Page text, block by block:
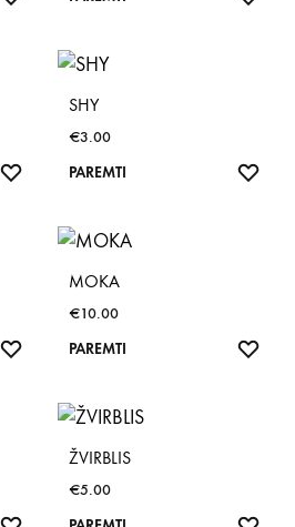
SHY
€3.00
PAREMTI
MOKA
€10.00
PAREMTI
ŽVIRBLIS
€5.00